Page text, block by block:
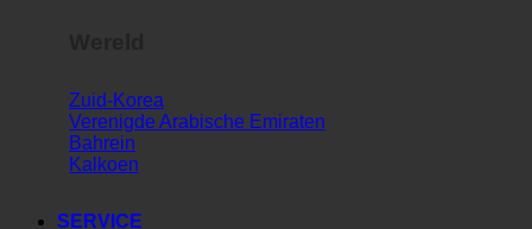
Wereld
Zuid-Korea
Verenigde Arabische Emiraten
Kalkoen